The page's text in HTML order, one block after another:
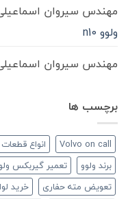
مهندس سیروان
ولوو n10
مهندس سیروان
برچسب ها
Volvo on call انواع
برند ولوو
تعمیر گیربکس
تعویض مته حفاری
خرید